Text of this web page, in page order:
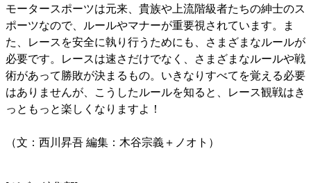
モータースポーツは元来、貴族や上流階級者たちの紳士のス
ポーツなので、ルールやマナーが重要視されています。ま
た、レースを安全に執り行うためにも、さまざまなルールが
必要です。レースは速さだけでなく、さまざまなルールや戦
術があって勝敗が決まるもの。いきなりすべてを覚える必要
はありませんが、こうしたルールを知ると、レース観戦はき
っともっと楽しくなりますよ！
（文：西川昇吾 編集：木谷宗義＋ノオト）